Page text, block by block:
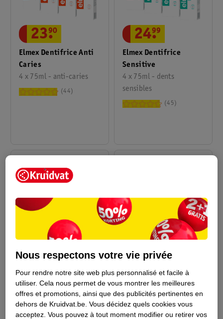
Elmex Dentifrice Anti
Caries
4 x 75ml - anti-caries
23.
90
44
Elmex Dentifrice
Sensitive
4 x 75ml - dents
sensibles
24.
99
45
Protection Multi-
Action
4 x 75ml
149
2 x 75ml
.
379
Nous respectons votre vie privée
Pour rendre notre site web plus personnalisé et facile à
utiliser. Cela nous permet de vous montrer les meilleures
offres et promotions, ainsi que des publicités pertinentes en
dehors de Kruidvat.be. Vous décidez quels cookies vous
acceptez. Vous pouvez à tout moment modifier ou retirer vos